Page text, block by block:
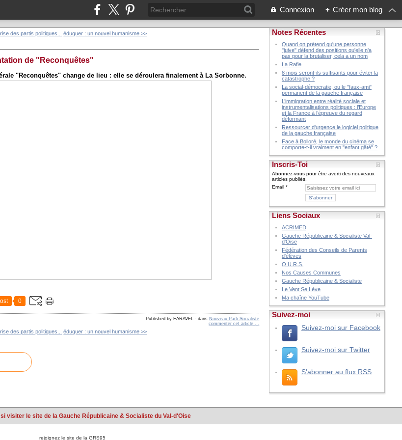
Connexion + Créer mon blog
des partis politiques... éduquer : un nouvel humanisme >>
de "Reconquêtes"
"Reconquêtes" change de lieu : elle se déroulera finalement à La Sorbonne.
0
Published by FARAVEL - dans Nouveau Parti Socialiste
commenter cet article
des partis politiques... éduquer : un nouvel humanisme >>
Notes Récentes
Quand on prétend qu'une personne
"juive" défend des positions qu'elle n'a
pas pour la brutaliser, cela a un nom
La Rafle
8 mois seront-ils suffisants pour éviter la
catastrophe ?
La social-démocratie, ou le "faux-ami"
permanent de la gauche française
L’immigration entre réalité sociale et
instrumentalisations politiques : l’Europe
et la France à l’épreuve du regard
déformant
Ressourcer d'urgence le logiciel politique
de la gauche française
Face à Bolloré, le monde du cinéma se
comporte-t-il vraiment en "enfant gâté" ?
Inscris-Toi
Abonnez-vous pour être averti des nouveaux
articles publiés.
Email
Liens Sociaux
ACRIMED
Gauche Républicaine & Socialiste Val-
d'Oise
Fédération des Conseils de Parents
d'élèves
O.U.R.S.
Nos Causes Communes
Gauche Républicaine & Socialiste
Le Vent Se Lève
Ma chaîne YouTube
Suivez-moi
Suivez-moi sur Facebook
Suivez-moi sur Twitter
S'abonner au flux RSS
visiter le site de la Gauche Républicaine & Socialiste du Val-d'Oise
rejoignez le site de la GRS95